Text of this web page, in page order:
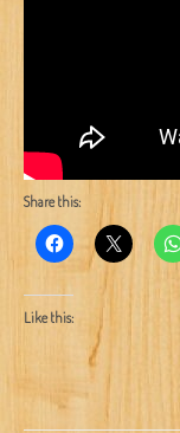
Share this:
Like this: